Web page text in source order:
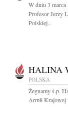
W dniu 3
Profesor Jerzy
Polskiej...
HALINA
POLSKA
Żegnamy ś.p.
Armii Krajowej